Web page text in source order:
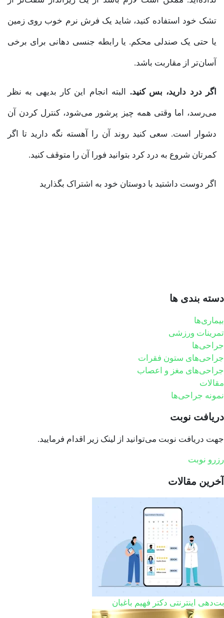
تشک خود استفاده کنید، شاید یک فرش نرم خوب روی زمین
یا حتی یک صندلی محکم. یا رابطه جنسی دهانی برای برخی
آسان‌تر از مقاربت باشد.
اگر درد دارید، بس کنید. البته انجام این کار بدیهی به نظر
می‌رسد، اما وقتی همه چیز پرشور می‌شود، کنترل کردن آن
دشوار است. سعی کنید روند آن را آهسته نگه دارید تا اگر
کمرتان شروع به درد کرد بتوانید فورا آن را متوقف کنید.
اگر دوست داشتید با دوستان خود به اشتراک بگذارید
دسته بندی ها
بیماری‌ها
تمرینات ورزشی
جراحی‌ها
جراحی‌های ستون فقرات
جراحی‌های مغز و اعصاب
مقالات
نمونه جراحی‌ها
دریافت نوبت
جهت دریافت نوبت می‌توانید از لینک زیر اقدام فرمایید.
رزرو نوبت
آخرین مقالات
اینترنتی دکتر فهیم باغبان